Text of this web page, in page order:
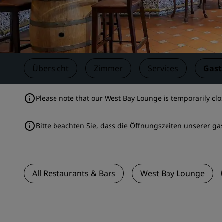
Verbundene Marken in China
Übersicht Zimmer Services
Please note that our West Bay Lounge is temporarily
Bitte beachten Sie, dass die Öffnungszeiten unserer
All Restaurants & Bars West Bay Lounge